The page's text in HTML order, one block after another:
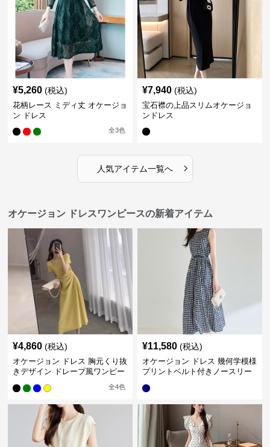
¥5,260 (税込)
花柄レース ミディ丈 オケージョ
ン ドレス
全3色
¥7,940 (税込)
宝石襟の上品スリムオケージョ
ンドレス
人気アイテム一覧へ ›
オケージョン ドレスワンピースの新着アイテム
¥4,860 (税込)
オケージョン ドレス 胸元くり抜
きデザイン ドレープ風ワンピー
全4色
¥11,580 (税込)
オケージョン ドレス 幾何学模様
プリントベルト付きノースリー